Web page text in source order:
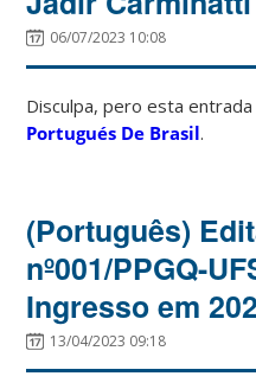
06/07/2023 10:08
Disculpa, pero esta
Portugués De Brasil.
(Português)
nº001/PPGQ-
Ingresso em
13/04/2023 09:18